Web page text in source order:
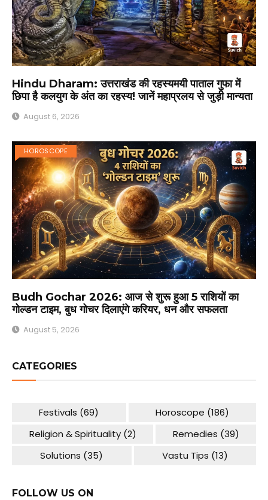
Hindu Dharam: उत्तराखंड की रहस्यमयी पाताल गुफा में
छिपा है कलयुग के अंत का रहस्य! जानें महाप्रलय से जुड़ी मान्यता
August 6, 2026
HOROSCOPE
Budh Gochar 2026: आज से शुरू हुआ 5 राशियों का
गोल्डन टाइम, बुध गोचर दिलाएंगे करियर, धन और सफलता
August 5, 2026
CATEGORIES
Festivals (69) Horoscope (186)
Religion & Spirituality(2) Remedies (39)
Solutions (35) Vastu Tips (13)
FOLLOW US ON